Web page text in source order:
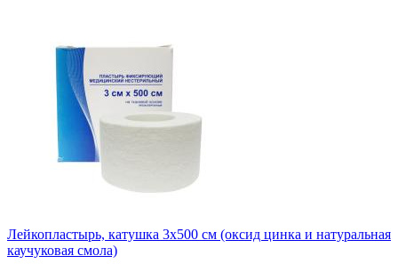
Лейкопластырь, катушка 3х500 см (оксид цинка и натуральная
каучуковая смола)